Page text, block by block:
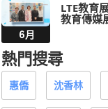
6月
LTE教育
教育傳媒
熱門搜尋
惠僑 沈香林